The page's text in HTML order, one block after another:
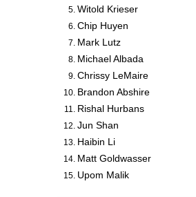
Witold Krieser
Chip Huyen
Mark Lutz
Michael Albada
Chrissy LeMaire
Brandon Abshire
Rishal Hurbans
Jun Shan
Haibin Li
Matt Goldwasser
Upom Malik